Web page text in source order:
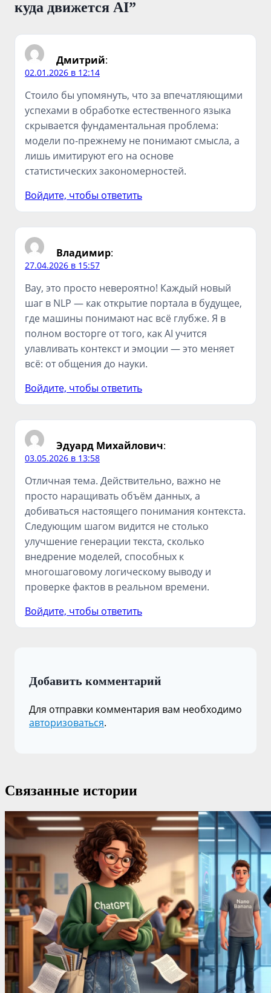
куда движется AI”
Дмитрий:
02.01.2026 в 12:14
Стоило бы упомянуть, что за впечатляющими
успехами в обработке естественного языка
скрывается фундаментальная проблема:
модели по-прежнему не понимают смысла, а
лишь имитируют его на основе
статистических закономерностей.
Войдите, чтобы ответить
Владимир:
27.04.2026 в 15:57
Вау, это просто невероятно! Каждый новый
шаг в NLP — как открытие портала в будущее,
где машины понимают нас всё глубже. Я в
полном восторге от того, как AI учится
улавливать контекст и эмоции — это меняет
всё: от общения до науки.
Войдите, чтобы ответить
Эдуард Михайлович:
03.05.2026 в 13:58
Отличная тема. Действительно, важно не
просто наращивать объём данных, а
добиваться настоящего понимания контекста.
Следующим шагом видится не столько
улучшение генерации текста, сколько
внедрение моделей, способных к
многошаговому логическому выводу и
проверке фактов в реальном времени.
Войдите, чтобы ответить
Добавить комментарий
Для отправки комментария вам необходимо
авторизоваться.
Связанные истории